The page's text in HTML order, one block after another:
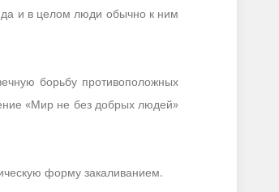
да и в целом люди обычно к ним
борьбу противоположных
«Мир не без добрых людей»
форму закаливанием.